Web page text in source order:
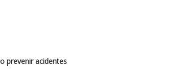
prevenir acidentes